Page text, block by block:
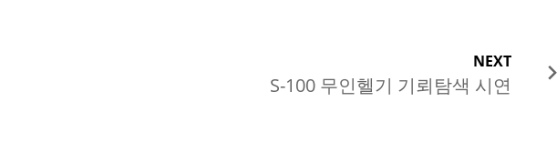
NEXT
S-100 무인헬기 기뢰탐색 시연